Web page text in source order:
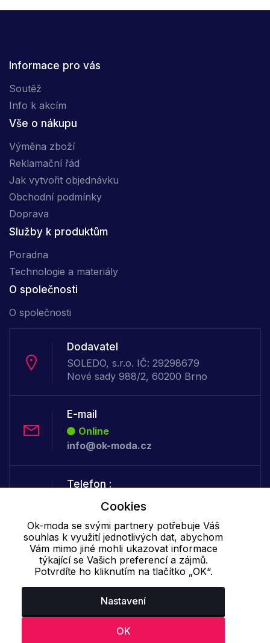
Informace pro vás
Soutěž
Info k akcím
Vše o nákupu
Výměna zboží
Reklamační řád
Jak vytvořit objednávku
Obchodní podmínky
Doprava
Služby k produktům
Poradna
Technologie a materiály
O společnosti
O společnosti
Dodavatel
SOLEDO, s.r.o. IČ: 29298679
Nové sady 988/2, 60200 Brno
E-mail
Online
info@ok-moda.cz
Telefon :
Offline
+420 702 000 160
Cookie - podrobné nastavení| Další informace|Ochrana osobních
Cookies
Ok-moda se svými partnery potřebuje Váš
souhlas k využití jednotlivých dat, abychom
Vám mimo jiné mohli ukazovat informace
týkající se Vašich preferencí a zájmů.
Potvrdíte ho kliknutím na tlačítko „OK“.
Nastavení
OK